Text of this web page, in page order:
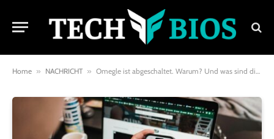
Home » NACHRICHT » Omegle ist abgeschaltet. Warum? Und was sind die besten Alternativen?